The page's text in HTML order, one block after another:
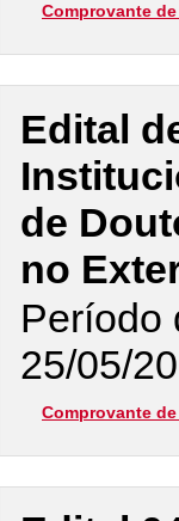
Comprovante
Edital
de
no
Período
25/05/
Comprovante